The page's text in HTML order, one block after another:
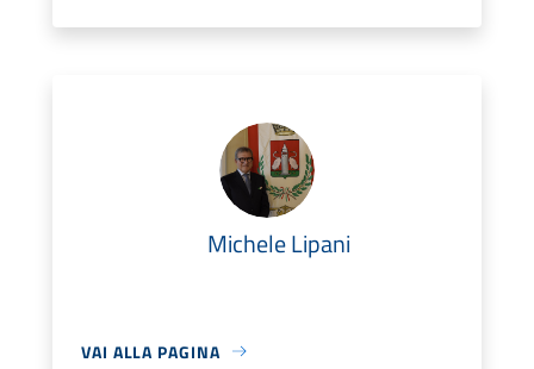
Michele Lipani
VAI ALLA PAGINA